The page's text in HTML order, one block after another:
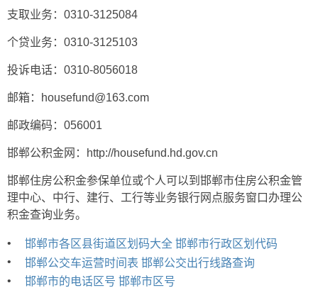
支取业务：0310-3125084
个贷业务：0310-3125103
投诉电话：0310-8056018
邮箱：housefund@163.com
邮政编码：056001
邯郸公积金网： http://housefund.hd.gov.cn
邯郸住房公积金参保单位或个人可以到邯郸市住房公积金管
理中心、中行、建行、工行等业务银行网点服务窗口办理公
积金查询业务。
•
邯郸市各区县街道区划码大全 邯郸市行政区划代码
•
邯郸公交车运营时间表 邯郸公交出行线路查询
•
邯郸市的电话区号 邯郸市区号